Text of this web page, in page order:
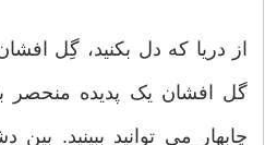
از دریا که دل بکنید، گِل
گل افشان یک پدیده